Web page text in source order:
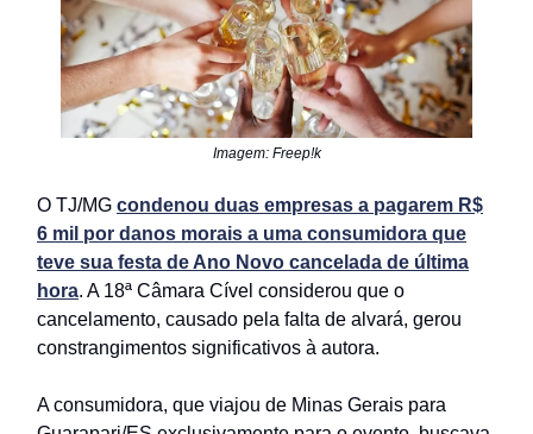
Imagem: Freep!k
O TJ/MG condenou duas empresas a pagarem R$
6 mil por danos morais a uma consumidora que
teve sua festa de Ano Novo cancelada de última
hora. A 18ª Câmara Cível considerou que o
cancelamento, causado pela falta de alvará, gerou
constrangimentos significativos à autora.
A consumidora, que viajou de Minas Gerais para